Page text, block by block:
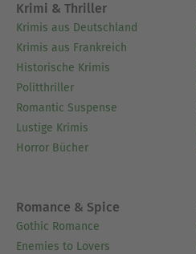
Krimi & Thriller
Krimis aus Deutschland
Krimis aus Frankreich
Historische Krimis
Politthriller
Romantic Suspense
Lustige Krimis
Horror Bücher
Romance & Spice
Gothic Romance
Enemies to Lovers